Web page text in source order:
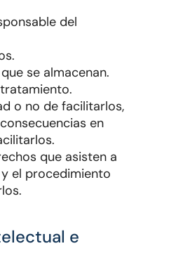
del
se almacenan.
o no de facilitarlos,
en
que asisten a
el procedimiento
e